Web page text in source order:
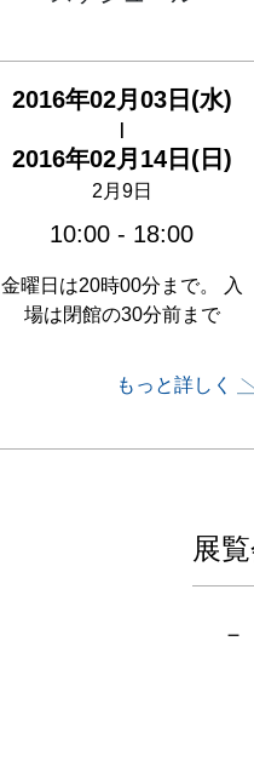
2016年02月03日(水)
2016年02月14日(日)
2月9日
10:00 - 18:00
金曜日は20時00分まで。 入
場は閉館の30分前まで
もっと詳しく
展
－